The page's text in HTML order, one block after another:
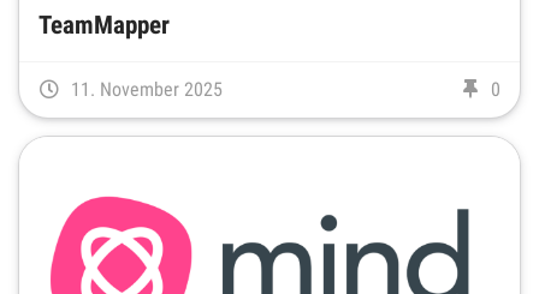
TeamMapper
0
11. November 2025